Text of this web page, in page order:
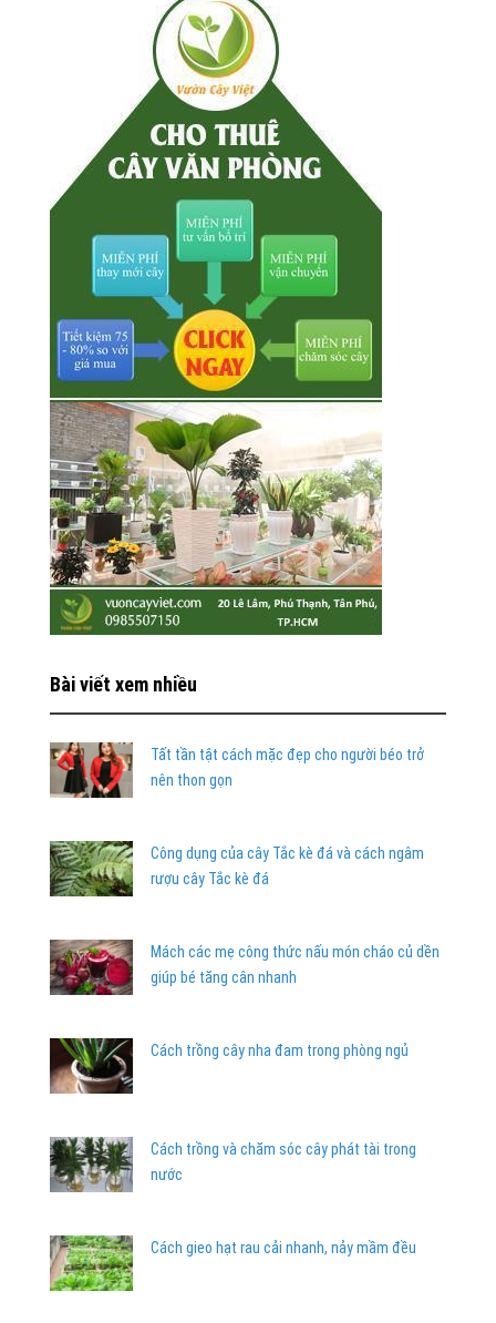
Bài viết xem nhiều
Tất tần tật cách mặc đẹp cho người béo trở
nên thon gọn
Công dụng của cây Tắc kè đá và cách ngâm
rượu cây Tắc kè đá
Mách các mẹ công thức nấu món cháo củ dền
giúp bé tăng cân nhanh
Cách trồng cây nha đam trong phòng ngủ
Cách trồng và chăm sóc cây phát tài trong
nước
Cách gieo hạt rau cải nhanh, nảy mầm đều